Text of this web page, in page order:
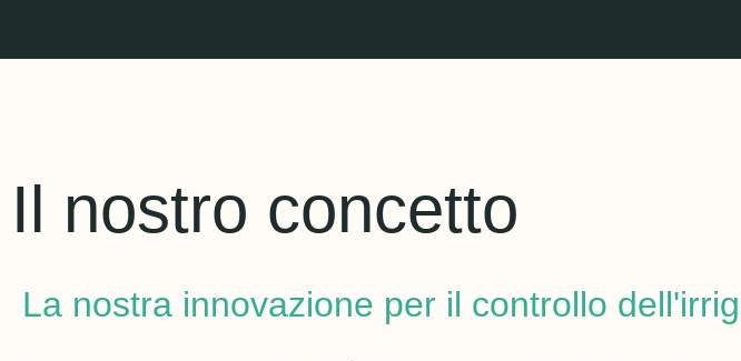
Il nostro concetto
La nostra innovazione per il controllo